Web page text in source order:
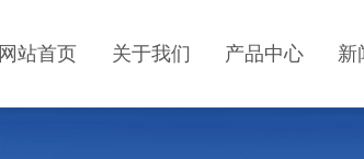
网站首页 关于我们 产品中心 新